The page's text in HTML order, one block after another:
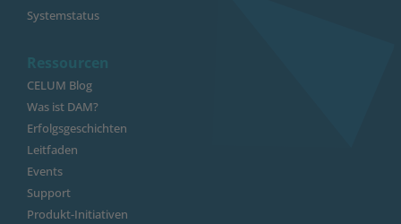
Systemstatus
Ressourcen
CELUM Blog
Was ist DAM?
Erfolgsgeschichten
Leitfaden
Events
Support
Produkt-Initiativen